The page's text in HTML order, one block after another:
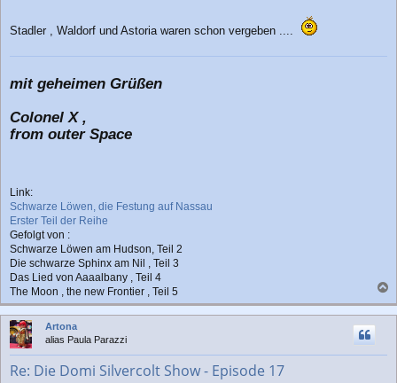
Stadler , Waldorf und Astoria waren schon vergeben ....
mit geheimen Grüßen
Colonel X ,
from outer Space
Link:
Schwarze Löwen, die Festung auf Nassau
Erster Teil der Reihe
Gefolgt von :
Schwarze Löwen am Hudson, Teil 2
Die schwarze Sphinx am Nil , Teil 3
Das Lied von Aaaalbany , Teil 4
The Moon , the new Frontier , Teil 5
a
c
Artona
alias Paula Parazzi
Re: Die Domi Silvercolt Show - Episode 17